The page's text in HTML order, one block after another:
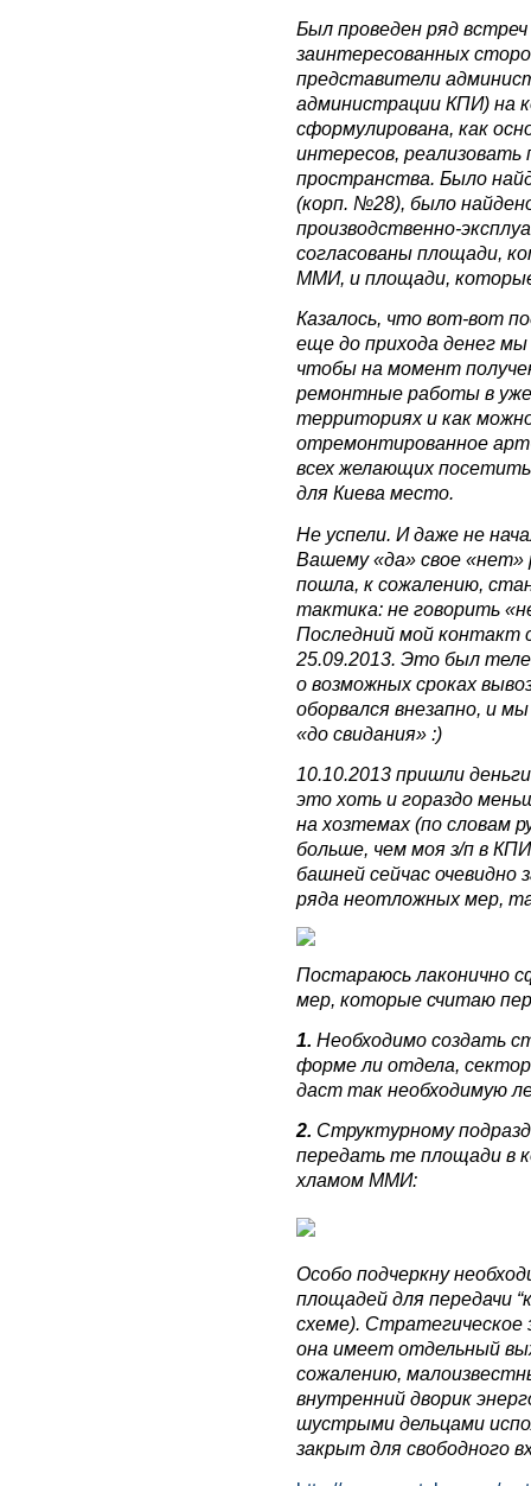
Был проведен ряд
заинтересованных
представители
администрации КПИ) на
сформулирована, как
интересов,
пространства. Было
(корп. №28), было
производственно-
согласованы площади,
ММИ, и площади,
Казалось, что вот-вот
еще до прихода денег мы
чтобы на момент
ремонтные работы в
территориях и как
отремонтированное
всех желающих
для Киева место.
Не успели. И даже не
Вашему «да» свое «нет»
пошла, к сожалению,
тактика: не говорить
Последний мой контакт
25.09.2013. Это был
о возможных сроках
оборвался внезапно, и
«до свидания» :)
10.10.2013 пришли
это хоть и гораздо
на хозтемах (по словам
больше, чем моя з/п в
башней сейчас очевидно
ряда неотложных мер,
Постараюсь лаконично
мер, которые считаю
1. Необходимо создать
форме ли отдела,
даст так необходимую
2. Структурному
передать те площади в
хламом ММИ:
Особо подчеркну
площадей для передачи
схеме).
она имеет отдельный
сожалению,
внутренний дворик
шустрыми дельцами
закрыт для свободного